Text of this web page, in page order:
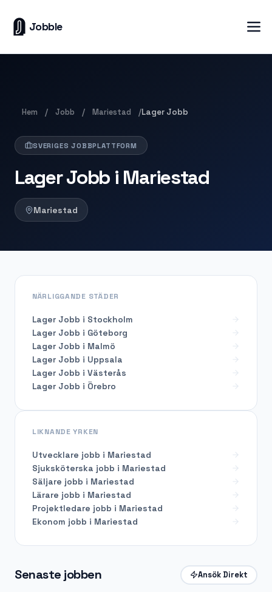
Jobble
Hem / Jobb / Mariestad /Lager Jobb
SVERIGES JOBBPLATTFORM
Lager Jobb i Mariestad
Mariestad
Senaste jobben Ansök Direkt
NÄRLIGGANDE STÄDER
Lager Jobb i Stockholm
Lager Jobb i Göteborg
Lager Jobb i Malmö
Lager Jobb i Uppsala
Lager Jobb i Västerås
Lager Jobb i Örebro
LIKNANDE YRKEN
Utvecklare jobb i Mariestad
Sjuksköterska jobb i Mariestad
Säljare jobb i Mariestad
Lärare jobb i Mariestad
Projektledare jobb i Mariestad
Ekonom jobb i Mariestad